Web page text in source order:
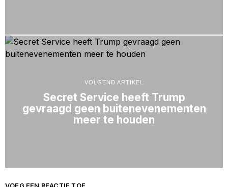
VOLGEND ARTIKEL
Secret Service heeft Trump
gevraagd geen buitenevenementen
meer te houden